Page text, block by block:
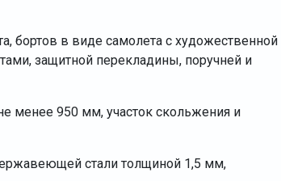
бортов в виде самолета с художественной
защитной перекладины, поручней и
менее 950 мм, участок скольжения и
стали толщиной 1,5 мм,